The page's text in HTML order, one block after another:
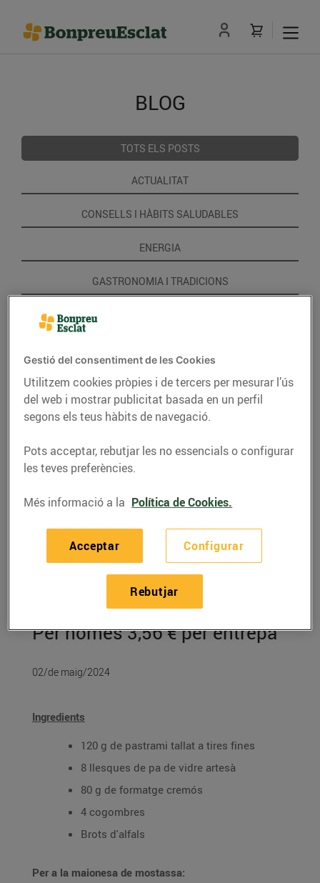
BLOG
TOTS ELS POSTS
ACTUALITAT
CONSELLS I HÀBITS SALUDABLES
ENERGIA
GASTRONOMIA I TRADICIONS
RECEPTES
Sandvitx de pastrami
amb maionesa de
mostassa
Per només 3,56 € per entrepà
02/de maig/2024
Ingredients
120 g de pastrami tallat a tires fines
8 llesques de pa de vidre artesà
80 g de formatge cremós
4 cogombres
Brots d'alfals
Per a la maionesa de mostassa:
Gestió del consentiment de les Cookies
Utilitzem cookies pròpies i de tercers per mesurar l’ús
del web i mostrar publicitat basada en un perfil
segons els teus hàbits de navegació.
Pots acceptar, rebutjar les no essencials o configurar
les teves preferències.
Més informació a la Política de Cookies.
Configurar
Rebutjar
Acceptar